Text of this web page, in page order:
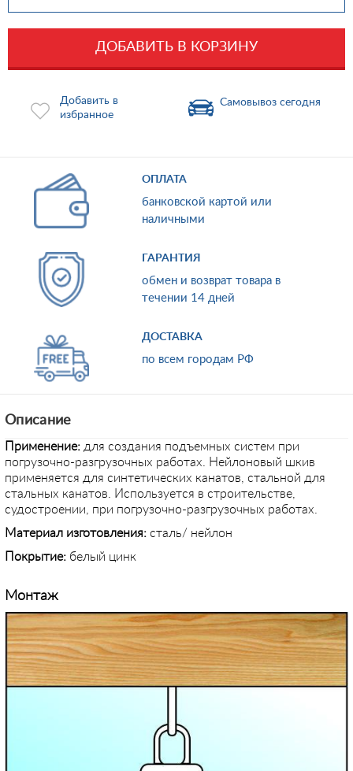
ДОБАВИТЬ В КОРЗИНУ
Добавить в
избранное
Самовывоз сегодня
ОПЛАТА
банковской картой или
наличными
ГАРАНТИЯ
обмен и возврат товара в
течении 14 дней
ДОСТАВКА
по всем городам РФ
Описание
Применение: для создания подъемных систем при
погрузочно-разгрузочных работах. Нейлоновый шкив
применяется для синтетических канатов, стальной для
стальных канатов. Используется в строительстве,
судостроении, при погрузочно-разгрузочных работах.
Материал изготовления: сталь/ нейлон
Покрытие: белый цинк
Монтаж